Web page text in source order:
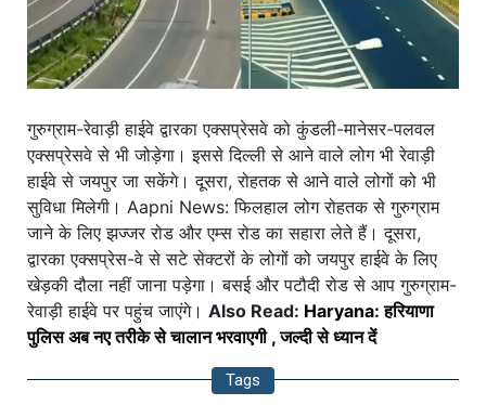
गुरुग्राम-रेवाड़ी हाईवे द्वारका एक्सप्रेसवे को कुंडली-मानेसर-पलवल
एक्सप्रेसवे से भी जोड़ेगा। इससे दिल्ली से आने वाले लोग भी रेवाड़ी
हाईवे से जयपुर जा सकेंगे। दूसरा, रोहतक से आने वाले लोगों को भी
सुविधा मिलेगी। Aapni News: फिलहाल लोग रोहतक से गुरुग्राम
जाने के लिए झज्जर रोड और एम्स रोड का सहारा लेते हैं। दूसरा,
द्वारका एक्सप्रेस-वे से सटे सेक्टरों के लोगों को जयपुर हाईवे के लिए
खेड़की दौला नहीं जाना पड़ेगा। बसई और पटौदी रोड से आप गुरुग्राम-
रेवाड़ी हाईवे पर पहुंच जाएंगे। Also Read: Haryana: हरियाणा
पुलिस अब नए तरीके से चालान भरवाएगी , जल्दी से ध्यान दें
Tags